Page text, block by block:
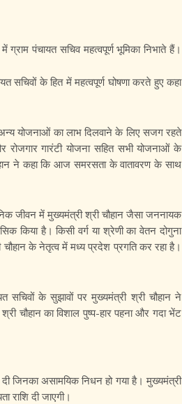
पंचायत सचिव महत्वपूर्ण भूमिका निभाते हैं।
के हित में महत्वपूर्ण घोषणा करते हुए कहा
अन्य योजनाओं का लाभ दिलवाने के लिए सजग रहते
रोजगार गारंटी योजना सहित सभी योजनाओं के
ने कहा कि आज समरसता के वातावरण के साथ
जीवन में मुख्यमंत्री श्री चौहान जैसा जननायक
किया है। किसी वर्ग या श्रेणी का वेतन दोगुना
के नेतृत्व में मध्य प्रदेश प्रगति कर रहा है।
सचिवों के सुझावों पर मुख्यमंत्री श्री चौहान ने
चौहान का विशाल पुष्प-हार पहना और गदा भेंट
जिनका असामयिक निधन हो गया है। मुख्यमंत्री
राशि दी जाएगी।
Chikki : सर्दियों का मजा हो जाएगा